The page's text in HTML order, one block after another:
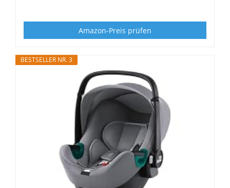
Amazon-Preis prüfen
BESTSELLER NR. 3